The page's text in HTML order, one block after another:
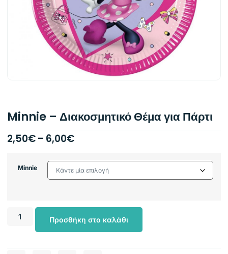
Minnie – Διακοσμητικό Θέμα για Πάρτι
2,50€– 6,00€
Minnie
Προσθήκη στο καλάθι